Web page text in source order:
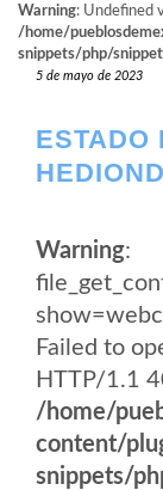
Warning: Undefined
/home/
snippets/php/
5 de mayo de 2023
ESTADO
Warning:
Failed to
HTTP/1.1
/home/
content/
snippets/